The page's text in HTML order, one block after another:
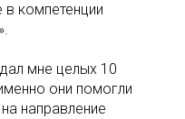
компетенции
мне целых 10
они помогли
направление